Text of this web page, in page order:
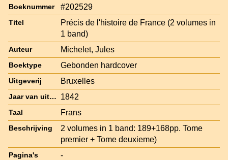
Boeknummer #202529
Titel
Précis de l'histoire de France (2 volumes in
1 band)
Auteur Michelet, Jules
Boektype Gebonden hardcover
Uitgeverij Bruxelles
Jaar van uitgave 1842
Taal Frans
Beschrijving
2 volumes in 1 band: 189+168pp. Tome
premier + Tome deuxieme)
Pagina's -